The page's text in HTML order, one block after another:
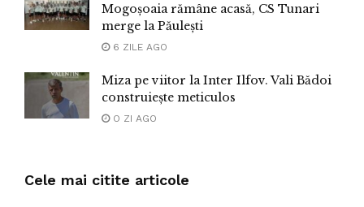
Mogoșoaia rămâne acasă, CS Tunari
merge la Păulești
6 ZILE AGO
Miza pe viitor la Inter Ilfov. Vali Bădoi
construiește meticulos
O ZI AGO
Cele mai citite articole